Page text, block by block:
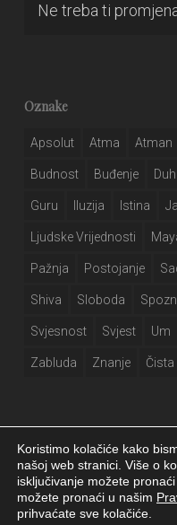
Ne treba ti
Oznake
Apsolut Atma Atman
Budnost Buđenje Duh
Guru Iluzija Istina Ja
Ljudske Vrijednosti
Pažnja Postojanje
Shiva Sloboda
Svjesnost Svjest Um
Zabluda Znanje Čista
Girija.info 2026 |Izjava o
stranice
Koristimo kolačiće kako
našoj web stranici. Više o
isključivanje možete
možete pronaći u našim
prihvaćate sve kolačiće.